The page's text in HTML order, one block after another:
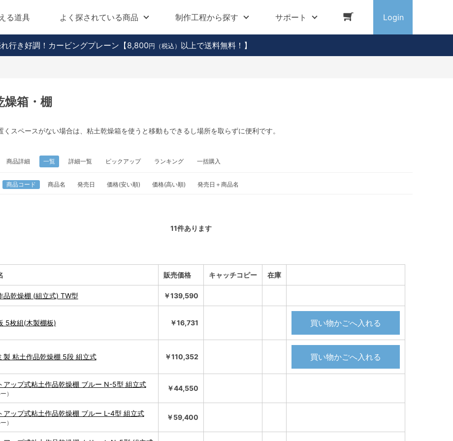
る道具 よく探されている商品 制作工程から探す サポート Login
行き好調！カービングプレーン 【8,800 円（税込） 以上で送料無料！】
燥箱・棚
くスペースがない場合は、粘土乾燥箱を使うと移動もできるし場所を取らずに便利です。
商品詳細 一覧 詳細一覧 ピックアップ ランキング 一括購入
商品コード 商品名 発売日 価格(安い順) 価格(高い順) 発売日＋商品名
11件あります
販売価格 キャッチコピー 在庫
品乾燥棚 (組立式) TW型 ￥139,590
5枚組(木製棚板) ￥16,731 買い物かごへ入れる
製 粘土作品乾燥棚 5段 組立式 ￥110,352 買い物かごへ入れる
アップ式粘土作品乾燥棚 ブルー N-5型 組立式
）
￥44,550
アップ式粘土作品乾燥棚 ブルー L-4型 組立式
）
￥59,400